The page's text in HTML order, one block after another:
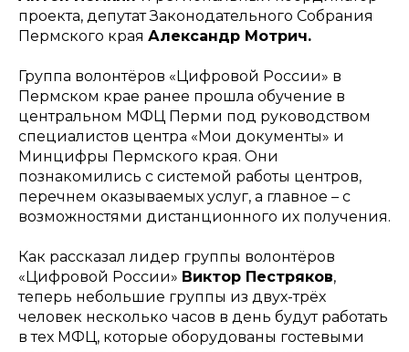
проекта, депутат Законодательного Собрания
Пермского края Александр Мотрич.
Группа волонтёров «Цифровой России» в
Пермском крае ранее прошла обучение в
центральном МФЦ Перми под руководством
специалистов центра «Мои документы» и
Минцифры Пермского края. Они
познакомились с системой работы центров,
перечнем оказываемых услуг, а главное – с
возможностями дистанционного их получения.
Как рассказал лидер группы волонтёров
«Цифровой России» Виктор Пестряков,
теперь небольшие группы из двух-трёх
человек несколько часов в день будут работать
в тех МФЦ, которые оборудованы гостевыми